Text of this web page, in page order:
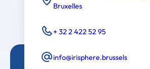
Bruxelles
+ 32 2 422 52 95
info@irisphere.brussels